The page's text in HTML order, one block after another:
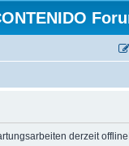
derzeit